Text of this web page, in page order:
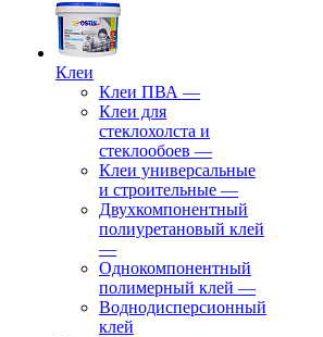
Клеи
Клеи ПВА —
Клеи для
стеклохолста и
стеклообоев —
Клеи универсальные
и строительные —
Двухкомпонентный
полиуретановый клей
—
Однокомпонентный
полимерный клей —
Воднодисперсионный
клей